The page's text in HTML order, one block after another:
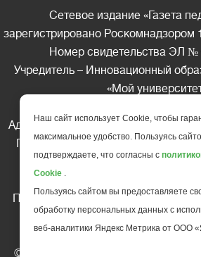
Сетевое издание «Газета
зарегистрировано Роскомнадзором
Номер свидетельства ЭЛ
Учредитель – Инновационный
«Мой
Адрес редакции: 185035 Россия,
Петрозаводск, ул. Фридриха
Телефон редакции: +7
Перепечатка материалов газеты
письменного
Ссылка на «Газету педагогов»
© АНО ДПО "Инновационный
Наш сайт использует Cookie, чтобы
максимальное удобство. Пользуясь
подтверждаете, что согласны с
Cookie .
Пользуясь сайтом вы предоставляете
обработку персональных данных с
веб-аналитики Яндекс Метрика от ООО